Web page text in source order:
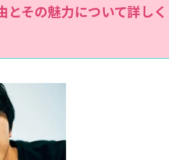
その魅力について詳しく